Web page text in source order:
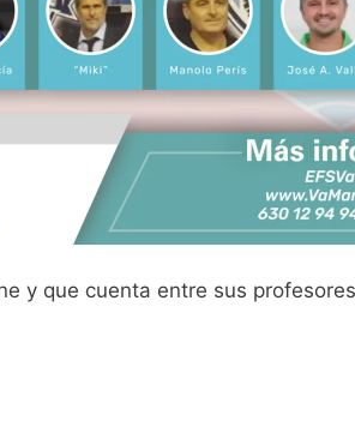
y que cuenta entre sus